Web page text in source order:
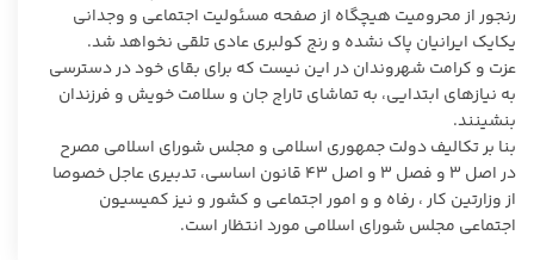
رنجور از محرومیت هیچگاه از صفحه مسئولیت اجتماعی و وجدانی
یکایک ایرانیان پاک نشده و رنج کولبری عادی تلقی نخواهد شد.
عزت و کرامت شهروندان در این نیست که برای بقای خود در دسترسی
به نیازهای ابتدایی، به تماشای تاراج جان و سلامت خویش و فرزندان
بنشینند.
بنا بر تکالیف دولت جمهوری اسلامی و مجلس شورای اسلامی مصرح
در اصل ۳ و فصل ۳ و اصل ۴۳ قانون اساسی، تدبیری عاجل خصوصا
از وزارتین کار ، رفاه و و امور اجتماعی و کشور و نیز کمیسیون
اجتماعی مجلس شورای اسلامی مورد انتظار است.